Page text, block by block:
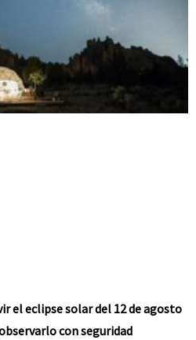
el eclipse solar del 12 de agosto
con seguridad